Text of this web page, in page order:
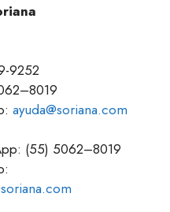
9252
ayuda@soriana.com
(55) 5062–8019